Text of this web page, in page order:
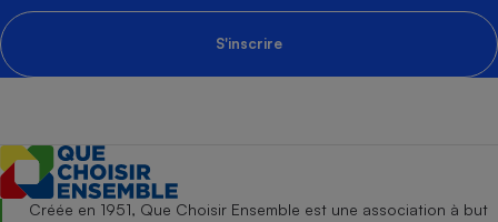
S'inscrire
Créée en 1951, Que Choisir Ensemble est une association à but